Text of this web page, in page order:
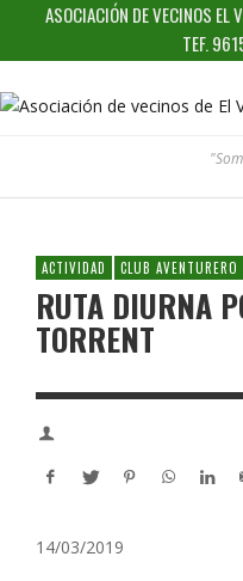
ASOCIACIÓN DE VECINOS EL
TEF.
ACTIVIDAD CLUB AVENTURERO
RUTA DIURNA
TORRENT
14/03/2019